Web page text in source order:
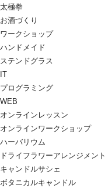
太極拳
お酒づくり
ワークショップ
ハンドメイド
ステンドグラス
IT
プログラミング
WEB
オンラインレッスン
オンラインワークショップ
ハーバリウム
ドライフラワーアレンジメント
キャンドルサシェ
ボタニカルキャンドル